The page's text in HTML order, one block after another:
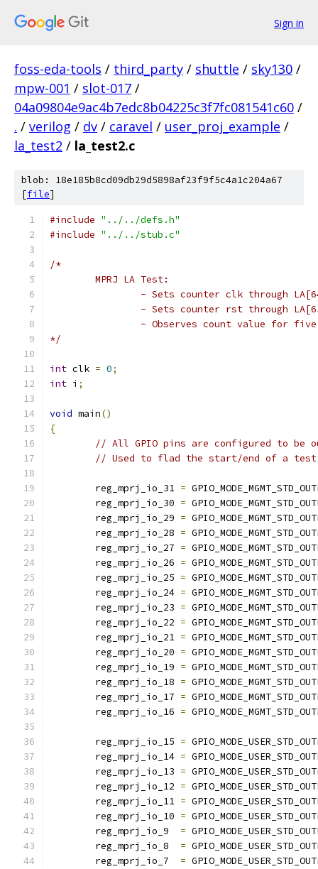
Sign in
foss-eda-tools / third_party / shuttle / sky130 /
mpw-001 / slot-017 /
04a09804e9ac4b7edc8b04225c3f7fc081541c60 /
. / verilog / dv / caravel / user_proj_example /
la_test2 / la_test2.c
blob: 18e185b8cd09db29d5898af23f9f5c4a1c204a67
[file]
#include "../../defs.h"
#include "../../stub.c"
/*
	MPRJ LA Test:
- Sets counter clk through
- Sets counter rst through
- Observes count value for
*/
int clk = 0;
int i ;
void main()
{
// All GPIO pins are configured to be
// Used to flad the start/end of a
        reg_mprj_io_31
=
        reg_mprj_io_30
=
        reg_mprj_io_29
=
        reg_mprj_io_28
=
        reg_mprj_io_27
=
        reg_mprj_io_26
=
        reg_mprj_io_25
=
        reg_mprj_io_24
=
        reg_mprj_io_23
=
        reg_mprj_io_22
=
        reg_mprj_io_21
=
        reg_mprj_io_20
=
        reg_mprj_io_19
=
        reg_mprj_io_18
=
        reg_mprj_io_17
=
        reg_mprj_io_16
=
        reg_mprj_io_15
=
        reg_mprj_io_14
=
        reg_mprj_io_13
=
        reg_mprj_io_12
=
        reg_mprj_io_11
=
        reg_mprj_io_10
=
        reg_mprj_io_9
=
        reg_mprj_io_8
=
        reg_mprj_io_7
=